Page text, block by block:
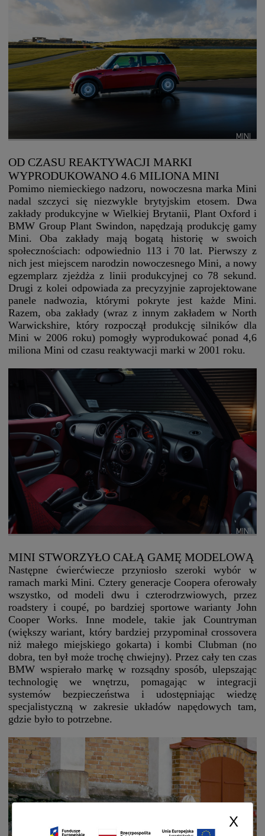
X
MINI
OD CZASU REAKTYWACJI MARKI
WYPRODUKOWANO 4.6 MILIONA MINI
Pomimo niemieckiego nadzoru, nowoczesna marka Mini
nadal szczyci się niezwykle brytyjskim etosem. Dwa
zakłady produkcyjne w Wielkiej Brytanii, Plant Oxford i
BMW Group Plant Swindon, napędzają produkcję gamy
Mini. Oba zakłady mają bogatą historię w swoich
społecznościach: odpowiednio 113 i 70 lat. Pierwszy z
nich jest miejscem narodzin nowoczesnego Mini, a nowy
egzemplarz zjeżdża z linii produkcyjnej co 78 sekund.
Drugi z kolei odpowiada za precyzyjnie zaprojektowane
panele nadwozia, którymi pokryte jest każde Mini.
Razem, oba zakłady (wraz z innym zakładem w North
Warwickshire, który rozpoczął produkcję silników dla
Mini w 2006 roku) pomogły wyprodukować ponad 4,6
miliona Mini od czasu reaktywacji marki w 2001 roku.
MINI
MINI STWORZYŁO CAŁĄ GAMĘ MODELOWĄ
Następne ćwierćwiecze przyniosło szeroki wybór w
ramach marki Mini. Cztery generacje Coopera oferowały
wszystko, od modeli dwu i czterodrzwiowych, przez
roadstery i coupé, po bardziej sportowe warianty John
Cooper Works. Inne modele, takie jak Countryman
(większy wariant, który bardziej przypominał crossovera
niż małego miejskiego gokarta) i kombi Clubman (no
dobra, ten był może trochę chwiejny). Przez cały ten czas
BMW wspierało markę w rozsądny sposób, ulepszając
technologię we wnętrzu, pomagając w integracji
systemów bezpieczeństwa i udostępniając wiedzę
specjalistyczną w zakresie układów napędowych tam,
gdzie było to potrzebne.